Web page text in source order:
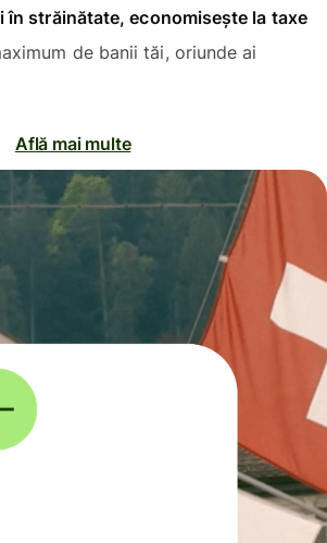
în străinătate, economisește la taxe
de banii tăi, oriunde ai
Află mai multe